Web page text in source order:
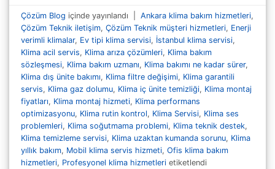
Çözüm Blog içinde yayınlandı Ankara klima bakım hizmetleri,
Çözüm Teknik iletişim,Çözüm Teknik müşteri hizmetleri, Enerji
verimli klimalar, Ev tipi klima servisi, İstanbul klima servisi,
Klima acil servis, Klima arıza çözümleri, Klima bakım
sözleşmesi, Klima bakım uzmanı, Klima bakımı ne kadar sürer,
Klima dış ünite bakımı, Klima filtre değişimi, Klima garantili
servis, Klima gaz dolumu, Klima iç ünite temizliği, Klima montaj
fiyatları, Klima montaj hizmeti, Klima performans
optimizasyonu, Klima rutin kontrol, Klima Servisi, Klima ses
problemleri, Klima soğutmama problemi, Klima teknik destek,
Klima temizleme servisi, Klima uzaktan kumanda sorunu, Klima
yıllık bakım, Mobil klima servis hizmeti,Ofis klima bakım
hizmetleri, Profesyonel klima hizmetleri etiketlendi